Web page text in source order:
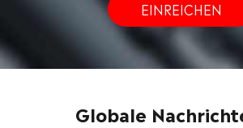
EINREICHEN
Globale